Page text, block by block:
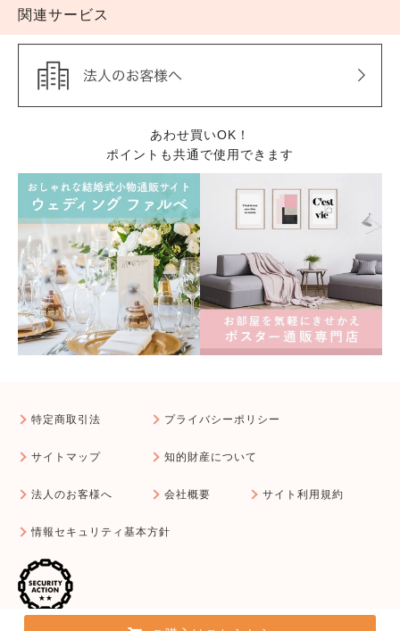
関連サービス
あわせ買いOK！
ポイントも共通で使用できます
特定商取引法 プライバシーポリシー
サイトマップ 知的財産について
法人のお客様へ 会社概要 サイト利用規約
情報セキュリティ基本方針